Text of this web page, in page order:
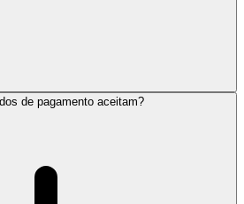
de pagamento aceitam?